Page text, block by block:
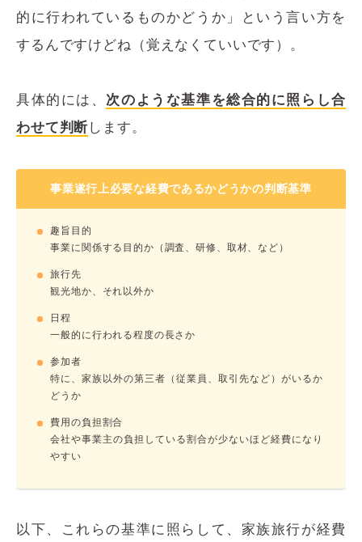
的に行われているものかどうか」という言い方を
するんですけどね（覚えなくていいです）。
具体的には、 次のような基準を総合的に照らし合
わせて判断します。
事業遂行上必要な経費であるかどうかの判断基準
趣旨目的
事業に関係する目的か（調査、研修、取材、など）
旅行先
観光地か、それ以外か
日程
一般的に行われる程度の長さか
参加者
特に、家族以外の第三者（従業員、取引先など）がいるか
どうか
費用の負担割合
会社や事業主の負担している割合が少ないほど経費になり
やすい
以下、これらの基準に照らして、家族旅行が経費